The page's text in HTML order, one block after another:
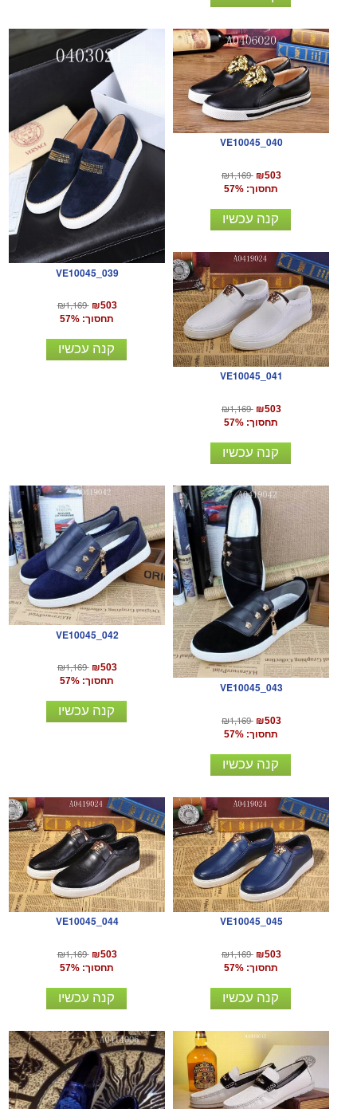
VE10045_039
₪1,169 ₪503
תחסוך: 57%
קנה עכשיו
VE10045_040
₪1,169 ₪503
תחסוך: 57%
קנה עכשיו
VE10045_041
₪1,169 ₪503
תחסוך: 57%
קנה עכשיו
VE10045_042
₪1,169 ₪503
תחסוך: 57%
קנה עכשיו
VE10045_043
₪1,169 ₪503
תחסוך: 57%
קנה עכשיו
VE10045_044
₪1,169 ₪503
תחסוך: 57%
קנה עכשיו
VE10045_045
₪1,169 ₪503
תחסוך: 57%
קנה עכשיו